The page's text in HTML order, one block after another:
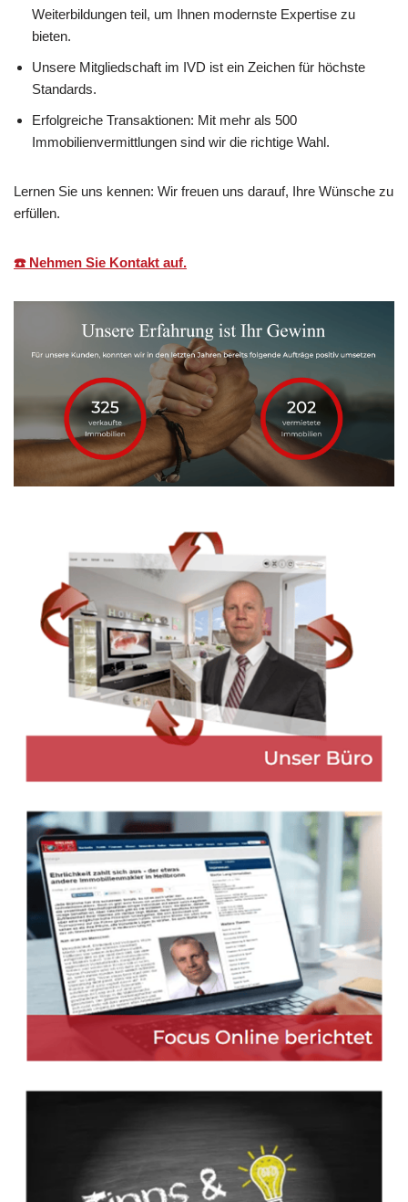
Weiterbildungen teil, um Ihnen modernste Expertise zu
bieten.
Unsere Mitgliedschaft im IVD ist ein Zeichen für höchste
Standards.
Erfolgreiche Transaktionen: Mit mehr als 500
Immobilienvermittlungen sind wir die richtige Wahl.
Lernen Sie uns kennen: Wir freuen uns darauf, Ihre Wünsche zu
erfüllen.
☎️ Nehmen Sie Kontakt auf.